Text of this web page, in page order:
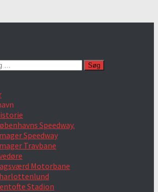
Speedway.
Speedway
Travbane
Motorbane
Stadion